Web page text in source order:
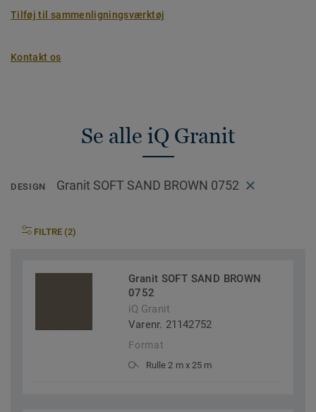
Tilføj til sammenligningsværktøj
Kontakt os
Se alle iQ Granit
DESIGN Granit SOFT SAND BROWN 0752
FILTRE (2)
Granit SOFT SAND BROWN
0752
iQ Granit
Varenr. 21142752
Format
Rulle 2 m x 25 m